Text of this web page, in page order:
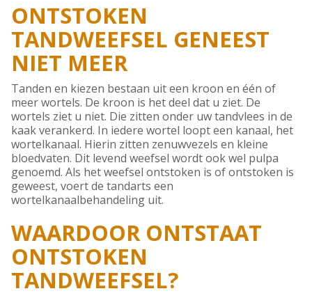
ONTSTOKEN
TANDWEEFSEL GENEEST
NIET MEER
Tanden en kiezen bestaan uit een kroon en één of
meer wortels. De kroon is het deel dat u ziet. De
wortels ziet u niet. Die zitten onder uw tandvlees in de
kaak verankerd. In iedere wortel loopt een kanaal, het
wortelkanaal. Hierin zitten zenuwvezels en kleine
bloedvaten. Dit levend weefsel wordt ook wel pulpa
genoemd. Als het weefsel ontstoken is of ontstoken is
geweest, voert de tandarts een
wortelkanaalbehandeling uit.
WAARDOOR ONTSTAAT
ONTSTOKEN
TANDWEEFSEL?